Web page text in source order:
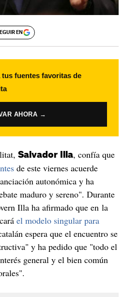
EN
fuentes favoritas de
AHORA →
Salvador Illa, confía que
de este viernes acuerde
autonómica y ha
maduro y sereno". Durante
Illa ha afirmado que en la
el modelo singular para
espera que el encuentro se
y ha pedido que "todo el
general y el bien común